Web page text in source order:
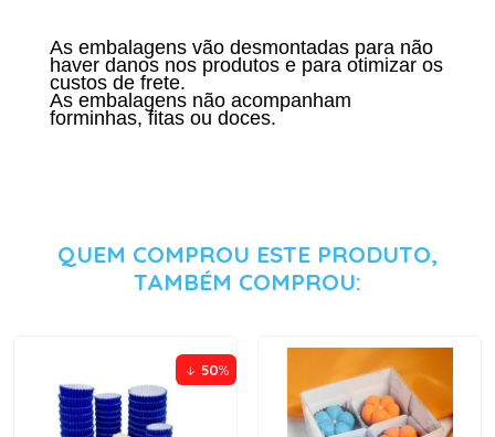
As embalagens vão desmontadas para não
haver danos nos produtos e para otimizar os
custos de frete.
As embalagens não acompanham
forminhas, fitas ou doces.
QUEM COMPROU ESTE PRODUTO,
TAMBÉM COMPROU:
50%